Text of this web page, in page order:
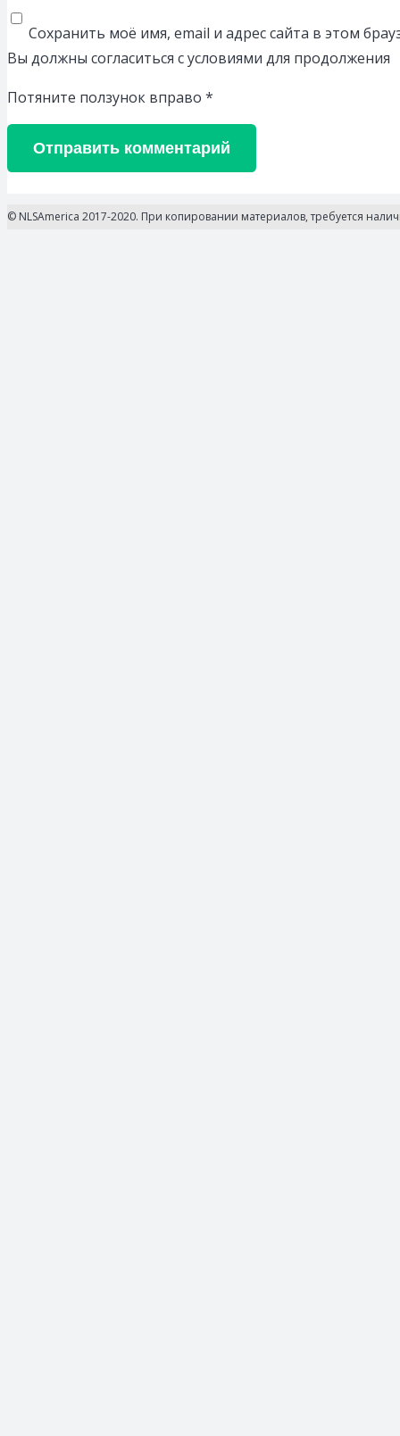
Сохранить моё имя, email и адрес сайта в этом
Вы должны согласиться с условиями для продолжения
Потяните ползунок вправо *
Отправить комментарий
© NLSAmerica 2017-2020. При копировании материалов, требуется